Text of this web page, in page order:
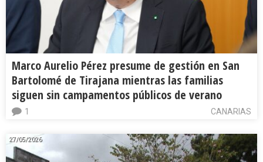
Marco Aurelio Pérez presume de gestión en San
Bartolomé de Tirajana mientras las familias
siguen sin campamentos públicos de verano
CANARIAS
1
27/05/2026